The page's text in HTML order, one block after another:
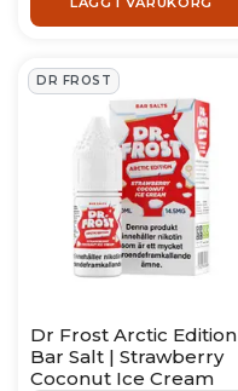
DR FROST
Dr Frost Arctic Edition
Bar Salt | Strawberry
Coconut Ice Cream